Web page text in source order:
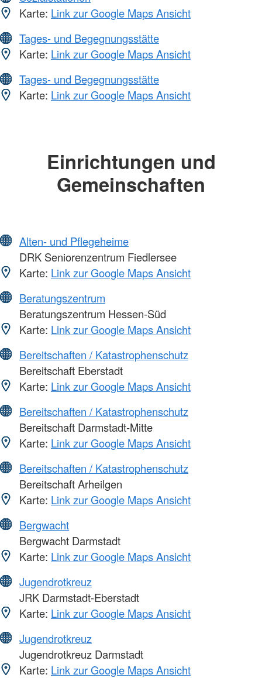
Karte: Link zur Google Maps Ansicht
Tages- und Begegnungsstätte
Karte: Link zur Google Maps Ansicht
Tages- und Begegnungsstätte
Karte: Link zur Google Maps Ansicht
Einrichtungen und
Gemeinschaften
Alten- und Pflegeheime
DRK Seniorenzentrum Fiedlersee
Karte: Link zur Google Maps Ansicht
Beratungszentrum
Beratungszentrum Hessen-Süd
Karte: Link zur Google Maps Ansicht
Bereitschaften / Katastrophenschutz
Bereitschaft Eberstadt
Karte: Link zur Google Maps Ansicht
Bereitschaften / Katastrophenschutz
Bereitschaft Darmstadt-Mitte
Karte: Link zur Google Maps Ansicht
Bereitschaften / Katastrophenschutz
Bereitschaft Arheilgen
Karte: Link zur Google Maps Ansicht
Bergwacht
Bergwacht Darmstadt
Karte: Link zur Google Maps Ansicht
Jugendrotkreuz
JRK Darmstadt-Eberstadt
Karte: Link zur Google Maps Ansicht
Jugendrotkreuz
Jugendrotkreuz Darmstadt
Karte: Link zur Google Maps Ansicht